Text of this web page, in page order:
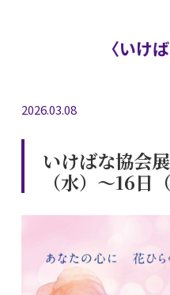
〈いけ
2026.03.08
いけばな協会
（水）〜16日